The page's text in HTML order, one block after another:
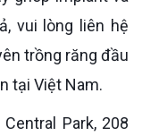
vui lòng liên hệ
trồng răng đầu
tại Việt Nam.
Park, 208